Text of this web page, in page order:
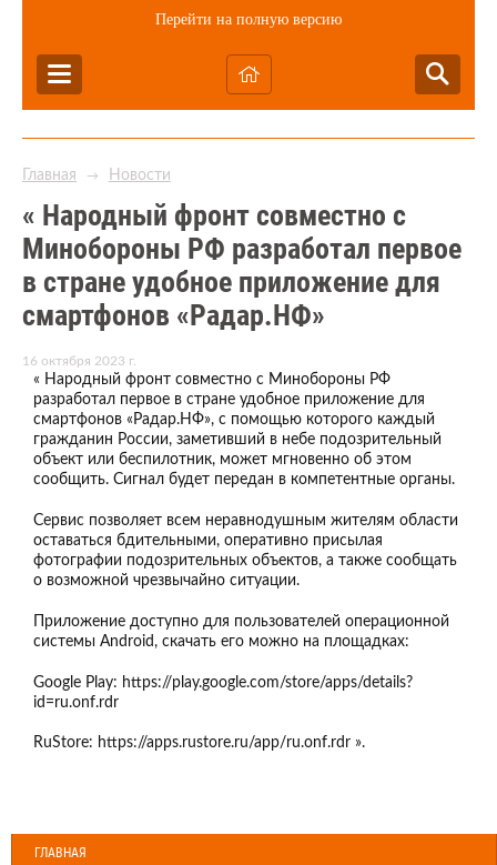
Перейти на полную версию
Главная → Новости
« Народный фронт совместно с
Минобороны РФ разработал первое
в стране удобное приложение для
смартфонов «Радар.НФ»
16 октября 2023 г.
« Народный фронт совместно с Минобороны РФ
разработал первое в стране удобное приложение для
смартфонов «Радар.НФ», с помощью которого каждый
гражданин России, заметивший в небе подозрительный
объект или беспилотник, может мгновенно об этом
сообщить. Сигнал будет передан в компетентные органы.
Сервис позволяет всем неравнодушным жителям области
оставаться бдительными, оперативно присылая
фотографии подозрительных объектов, а также сообщать
о возможной чрезвычайно ситуации.
Приложение доступно для пользователей операционной
системы Android, скачать его можно на площадках:
Google Play: https://play.google.com/store/apps/details?
id=ru.onf.rdr
RuStore: https://apps.rustore.ru/app/ru.onf.rdr ».
ГЛАВНАЯ